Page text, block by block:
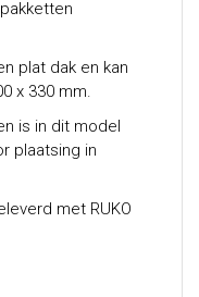
plat dak en kan
x 330 mm.
is in dit model
plaatsing in
met RUKO